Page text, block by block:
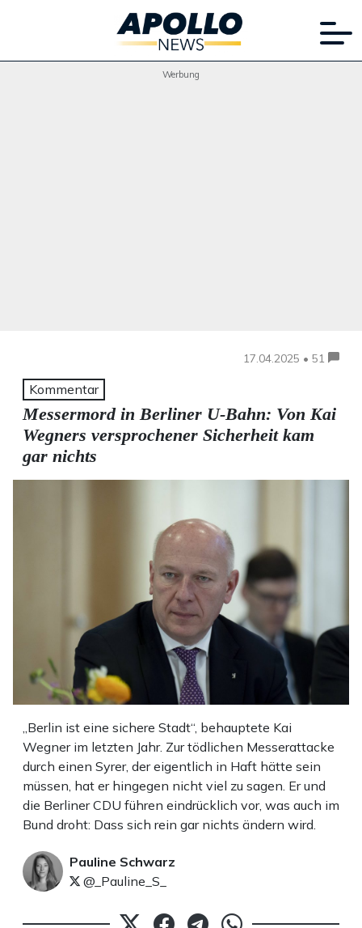
Werbung
17.04.2025 • 51
Kommentar
Messermord in Berliner U-Bahn: Von Kai
Wegners versprochener Sicherheit kam
gar nichts
„Berlin ist eine sichere Stadt“, behauptete Kai
Wegner im letzten Jahr. Zur tödlichen Messerattacke
durch einen Syrer, der eigentlich in Haft hätte sein
müssen, hat er hingegen nicht viel zu sagen. Er und
die Berliner CDU führen eindrücklich vor, was auch im
Bund droht: Dass sich rein gar nichts ändern wird.
Pauline Schwarz
@_Pauline_S_